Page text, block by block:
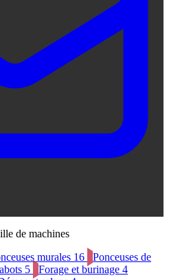
de machines
murales 16
Ponceuses de
5 Forage et burinage 4